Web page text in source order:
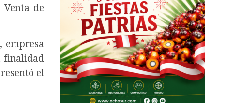
de
empresa
finalidad
el